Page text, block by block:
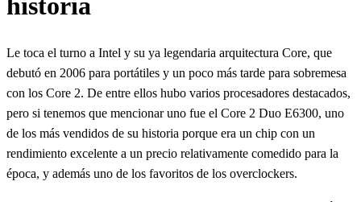
historia
Le toca el turno a Intel y su ya legendaria arquitectura Core, que
debutó en 2006 para portátiles y un poco más tarde para sobremesa
con los Core 2. De entre ellos hubo varios procesadores destacados,
pero si tenemos que mencionar uno fue el Core 2 Duo E6300, uno
de los más vendidos de su historia porque era un chip con un
rendimiento excelente a un precio relativamente comedido para la
época, y además uno de los favoritos de los overclockers.